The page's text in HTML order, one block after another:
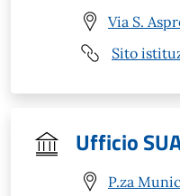
Via S.
Sito
Ufficio
P.za